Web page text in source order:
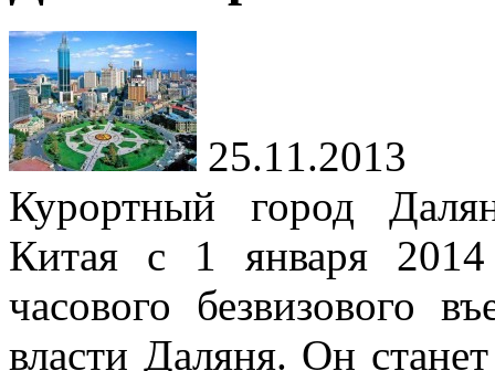
25.11.2013
Курортный город
Китая с 1 января 2014
часового безвизового
власти Даляня. Он